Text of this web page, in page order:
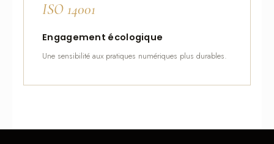
ISO 14001
Engagement écologique
Une sensibilité aux pratiques numériques plus durables.